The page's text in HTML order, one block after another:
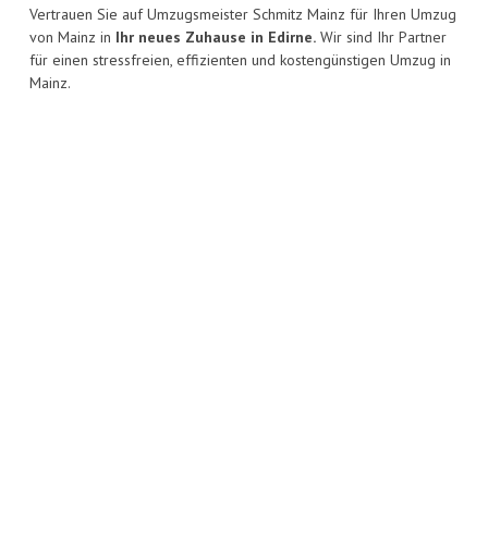
Vertrauen Sie auf Umzugsmeister Schmitz Mainz für Ihren Umzug
von Mainz in Ihr neues Zuhause in Edirne. Wir sind Ihr Partner
für einen stressfreien, effizienten und kostengünstigen Umzug in
Mainz.